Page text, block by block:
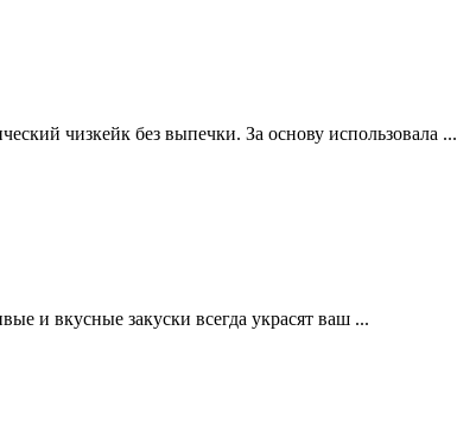
чизкейк без выпечки. За основу использовала ...
и вкусные закуски всегда украсят ваш ...